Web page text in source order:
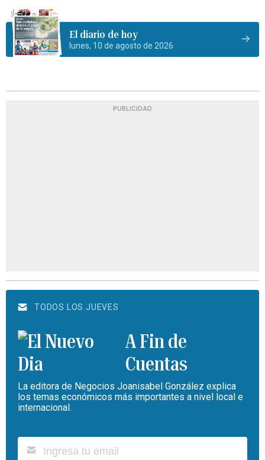
El diario de hoy
lunes, 10 de agosto de 2026
PUBLICIDAD
TODOS LOS JUEVES
A Fin de
Cuentas
La editora de Negocios Joanisabel González explica
los temas económicos más importantes a nivel local e
internacional.